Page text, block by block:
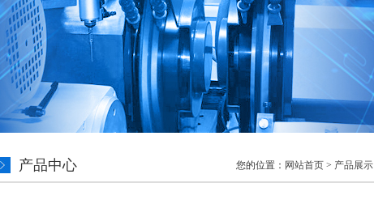
产品中心 您的位置： 网站首页 > 产品展示